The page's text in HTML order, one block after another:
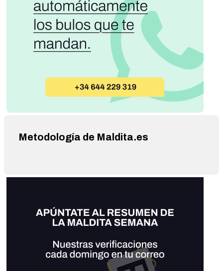
Metodología de Maldita.es